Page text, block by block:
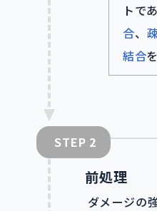
トで
合、
結合
STEP
前処理
ダメージの